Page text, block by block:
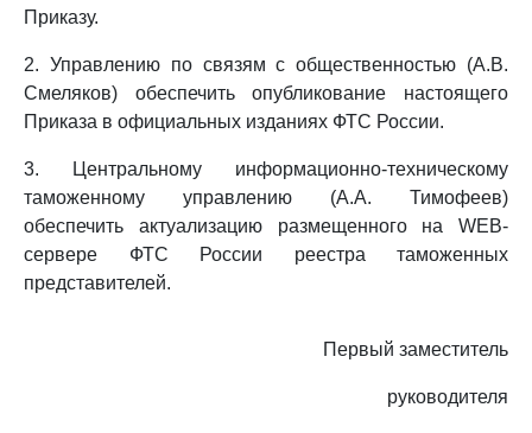
Приказу.
2. Управлению по связям с общественностью (А.В.
Смеляков) обеспечить опубликование настоящего
Приказа в официальных изданиях ФТС России.
3. Центральному информационно-техническому
таможенному управлению (А.А. Тимофеев)
обеспечить актуализацию размещенного на WEB-
сервере ФТС России реестра таможенных
представителей.
Первый заместитель
руководителя